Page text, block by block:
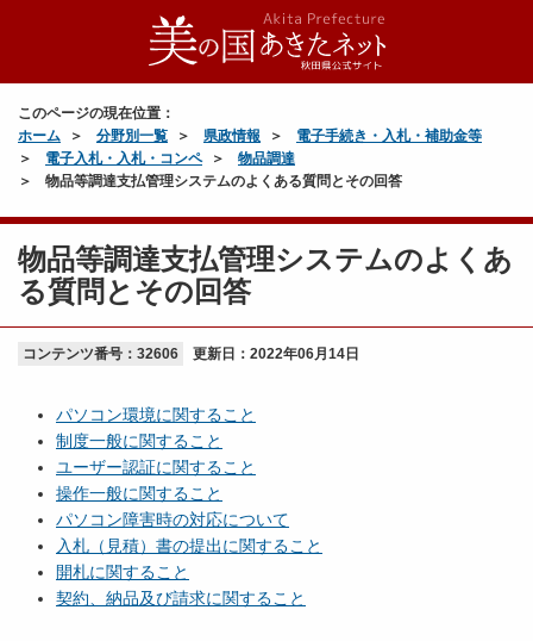
このページの現在位置：
ホーム
分野別一覧 県政情報
電子手続き・入札・補助金等
電子入札・入札・コンペ
物品調達
物品等調達支払管理システムのよくある質問とその回答
物品等調達支払管理システムのよくあ
る質問とその回答
コンテンツ番号：32606 更新日： 2022年06月14日
パソコン環境に関すること
制度一般に関すること
ユーザー認証に関すること
操作一般に関すること
パソコン障害時の対応について
入札（見積）書の提出に関すること
開札に関すること
契約、納品及び請求に関すること